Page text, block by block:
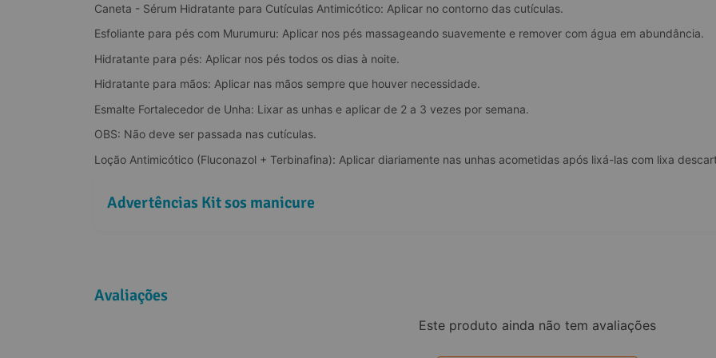
Caneta - Sérum Hidratante para Cutículas Antimicótico: Aplicar no contorno das cutículas.
Esfoliante para pés com Murumuru: Aplicar nos pés massageando suavemente e remover com água em abundância.
Hidratante para pés: Aplicar nos pés todos os dias à noite.
Hidratante para mãos: Aplicar nas mãos sempre que houver necessidade.
Esmalte Fortalecedor de Unha: Lixar as unhas e aplicar de 2 a 3 vezes por semana.
OBS: Não deve ser passada nas cutículas.
Loção Antimicótico (Fluconazol + Terbinafina): Aplicar diariamente nas unhas acometidas após lixá-las com lixa
Advertências Kit sos manicure
Avaliações
Este produto ainda não tem avaliações